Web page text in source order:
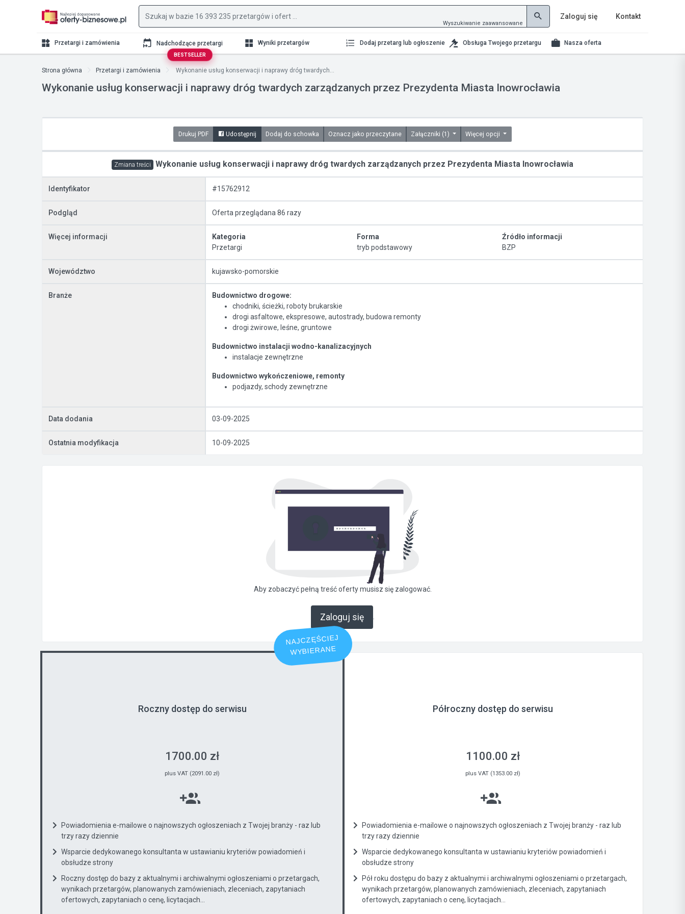
Wyszukiwanie zaawansowane
Zaloguj się Kontakt
Przetargi i zamówienia Nadchodzące przetargi
BESTSELLER
Wyniki przetargów Dodaj przetarg lub ogłoszenie Obsługa Twojego przetargu Nasza oferta
Strona główna Przetargi i zamówienia Wykonanie usług konserwacji i naprawy dróg twardych...
Wykonanie usług konserwacji i naprawy dróg twardych zarządzanych przez Prezydenta Miasta Inowrocławia
Drukuj PDF Udostępnij Dodaj do schowka Oznacz jako przeczytane Załączniki (1) Więcej opcji
Zmiana treści Wykonanie usług konserwacji i naprawy dróg twardych zarządzanych przez Prezydenta Miasta Inowrocławia
Identyfikator #15762912
Podgląd Oferta przeglądana 86 razy
Więcej informacji
Kategoria
Przetargi
Forma
tryb podstawowy
Źródło informacji
BZP
Województwo kujawsko-pomorskie
Branże
Budownictwo drogowe:
chodniki, ścieżki, roboty brukarskie
drogi asfaltowe, ekspresowe, autostrady, budowa remonty
drogi żwirowe, leśne, gruntowe
Budownictwo instalacji wodno-kanalizacyjnych
instalacje zewnętrzne
Budownictwo wykończeniowe, remonty
podjazdy, schody zewnętrzne
Data dodania 03-09-2025
Ostatnia modyfikacja 10-09-2025
Aby zobaczyć pełną treść oferty musisz się zalogować.
Zaloguj się
NAJCZĘŚCIEJ
WYBIERANE
Roczny dostęp do serwisu
1700.00 zł
plus VAT (2091.00 zł)
Powiadomienia e-mailowe o najnowszych ogłoszeniach z Twojej branży - raz lub
trzy razy dziennie
Wsparcie dedykowanego konsultanta w ustawianiu kryteriów powiadomień i
obsłudze strony
Roczny dostęp do bazy z aktualnymi i archiwalnymi ogłoszeniami o przetargach,
wynikach przetargów, planowanych zamówieniach, zleceniach, zapytaniach
ofertowych, zapytaniach o cenę, licytacjach...
Półroczny dostęp do serwisu
1100.00 zł
plus VAT (1353.00 zł)
Powiadomienia e-mailowe o najnowszych ogłoszeniach z Twojej branży - raz lub
trzy razy dziennie
Wsparcie dedykowanego konsultanta w ustawianiu kryteriów powiadomień i
obsłudze strony
Pół roku dostępu do bazy z aktualnymi i archiwalnymi ogłoszeniami o przetargach,
wynikach przetargów, planowanych zamówieniach, zleceniach, zapytaniach
ofertowych, zapytaniach o cenę, licytacjach...